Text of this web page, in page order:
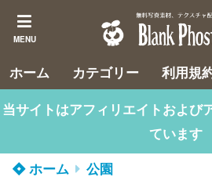
MENU
ホーム カテゴリー 利用規
当サイトはアフィリエイトおよび
ています
ホーム
公園